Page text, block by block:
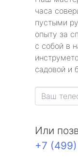
часа
пустыми
опыту за
с собой в
садовой и
Или
+7